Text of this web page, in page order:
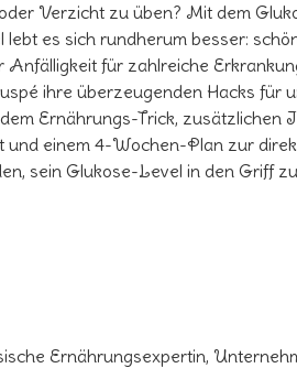
Verzicht zu üben? Mit dem
es sich rundherum besser:
Anfälligkeit für zahlreiche
ihre überzeugenden Hacks für
Ernährungs-Trick, zusätzlichen
einem 4-Wochen-Plan zur
sein Glukose-Level in den Griff
Ernährungsexpertin,